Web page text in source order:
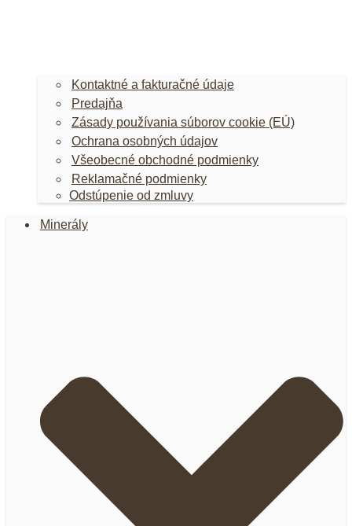
Kontaktné a fakturačné údaje
Predajňa
Zásady používania súborov cookie (EÚ)
Ochrana osobných údajov
Všeobecné obchodné podmienky
Reklamačné podmienky
Odstúpenie od zmluvy
Minerály